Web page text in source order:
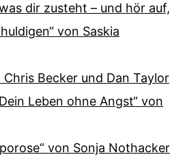
dir zusteht – und hör auf,
von Saskia
Chris Becker und Dan Taylor
Leben ohne Angst“ von
von Sonja Nothacker